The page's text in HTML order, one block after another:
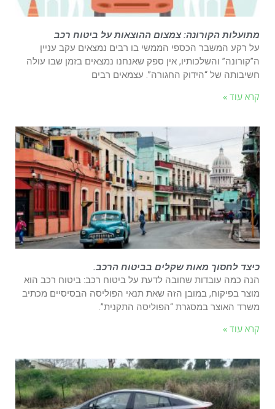
מתועלות הקורונה: צמצום ההוצאות על ביטוח רכב
על רקע המשבר הכספי הממשי בו רבים נמצאים עקב עניין
ה”קורונה” והשלכותיו, אין ספק שאנחנו נמצאים בזמן שבו עולה
חשיבותה של “הידוק החגורה”. עצמאים רבים
קרא עוד »
כיצד לחסוך מאות שקלים בביטוח הרכב.
הנה כמה עובדות שחובה לדעת על ביטוח רכב: ביטוח רכב הוא
מוצר בפיקוח, במובן הזה שאת תנאי הפוליסה הבסיסיים מכתיב
משרד האוצר במסגרת “הפוליסה התקנית”.
קרא עוד »